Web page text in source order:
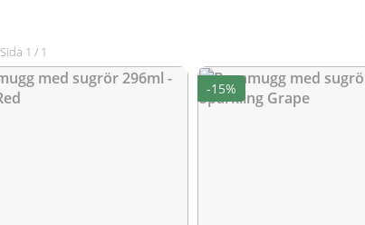
1 / 1
-15%